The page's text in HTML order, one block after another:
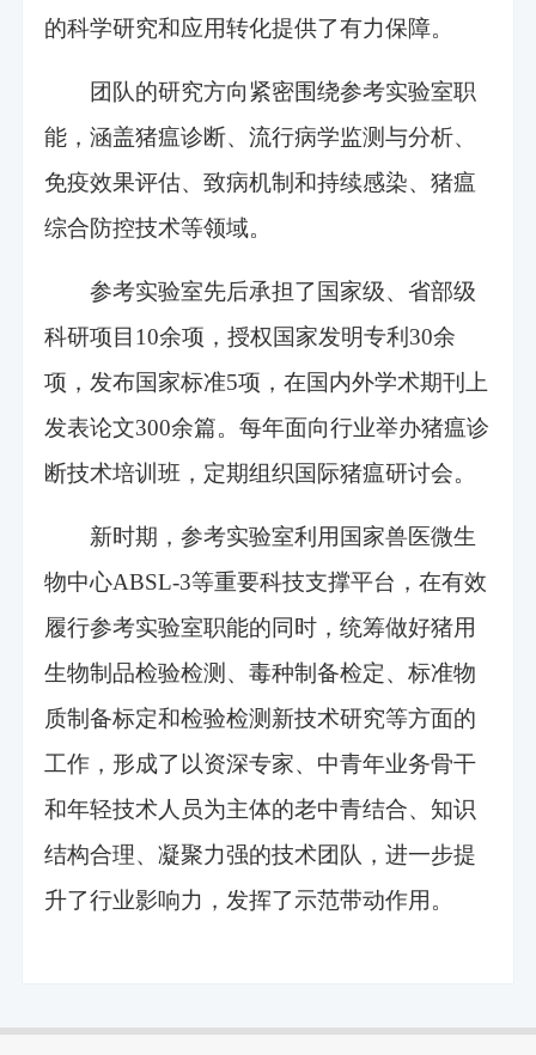
的科学研究和应用转化提供了有力保障。
团队的研究方向紧密围绕参考实验室职
能，涵盖猪瘟诊断、流行病学监测与分析、
免疫效果评估、致病机制和持续感染、猪瘟
综合防控技术等领域。
参考实验室先后承担了国家级、省部级
科研项目10余项，授权国家发明专利30余
项，发布国家标准5项，在国内外学术期刊上
发表论文300余篇。每年面向行业举办猪瘟诊
断技术培训班，定期组织国际猪瘟研讨会。
新时期，参考实验室利用国家兽医微生
物中心ABSL-3等重要科技支撑平台，在有效
履行参考实验室职能的同时，统筹做好猪用
生物制品检验检测、毒种制备检定、标准物
质制备标定和检验检测新技术研究等方面的
工作，形成了以资深专家、中青年业务骨干
和年轻技术人员为主体的老中青结合、知识
结构合理、凝聚力强的技术团队，进一步提
升了行业影响力，发挥了示范带动作用。